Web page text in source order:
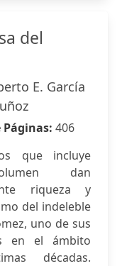
del
E. García
406
que incluye
dan
riqueza y
del indeleble
uno de sus
en el ámbito
décadas.